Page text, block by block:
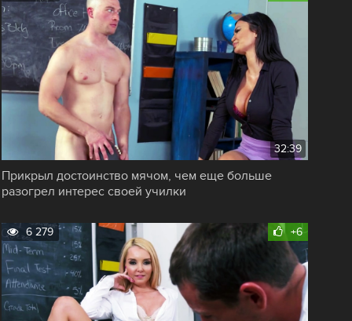
32:39
Прикрыл достоинство мячом, чем еще больше
разогрел интерес своей училки
+6
6 279